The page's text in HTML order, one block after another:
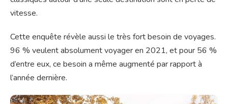
vitesse.
Cette enquête révèle aussi le très fort besoin de voyages.
96 % veulent absolument voyager en 2021, et pour 56 %
d’entre eux, ce besoin a même augmenté par rapport à
l’année dernière.